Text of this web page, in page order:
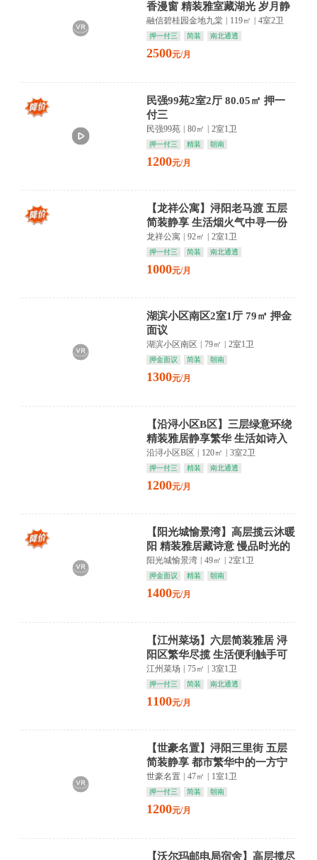
香漫窗 精装雅室藏湖光 岁月静
好入梦来
融信碧桂园金地九棠 119㎡ 4室2卫
押一付三 简装 南北通透
2500元/月
民强99苑2室2厅 80.05㎡ 押一
付三
民强99苑 | 80㎡ | 2室1卫
押一付三 精装 朝南
1200元/月
【龙祥公寓】浔阳老马渡 五层
简装静享 生活烟火气中寻一份
悠然
龙祥公寓 92㎡ 2室1卫
押一付三 简装 南北通透
1000元/月
湖滨小区南区2室1厅 79㎡ 押金
面议
湖滨小区南区 79㎡ 2室1卫
押金面议 简装 朝南
1300元/月
【沿浔小区B区】三层绿意环绕
精装雅居静享繁华 生活如诗入
画来
沿浔小区B区 | 120㎡ | 3室2卫
押一付三 精装 南北通透
1200元/月
【阳光城愉景湾】高层揽云沐暖
阳 精装雅居藏诗意 慢品时光的
温柔
阳光城愉景湾 49㎡ 2室1卫
押金面议 精装 朝南
1400元/月
【江州菜场】六层简装雅居 浔
阳区繁华尽揽 生活便利触手可
及
江州菜场 | 75㎡ | 3室1卫
押一付三 简装 南北通透
1100元/月
【世豪名置】浔阳三里街 五层
简装静享 都市繁华中的一方宁
静
世豪名置 47㎡ 1室1卫
押一付三 简装 朝南
1200元/月
【沃尔玛邮电局宿舍】高层揽尽